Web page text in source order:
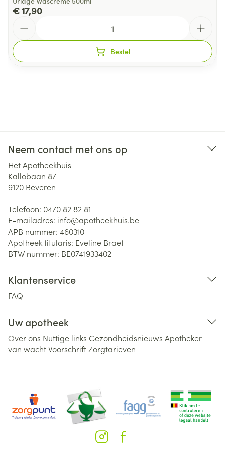
€ 17,90
Bestel
Neem contact met ons op
Het Apotheekhuis
Kallobaan 87
9120 Beveren
Telefoon: 0470 82 82 81
E-mailadres: info@apotheekhuis.be
APB nummer: 460310
Apotheek titularis: Eveline Braet
BTW nummer: BE0741933402
Klantenservice
FAQ
Uw apotheek
Over ons Nuttige links Gezondheidsnieuws Apotheker
van wachtVoorschriftZorgtarieven